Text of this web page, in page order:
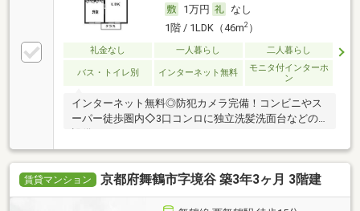
1万円
なし
1階 / 1LDK（46m2）
礼金なし 一人暮らし 二人暮らし
バス・トイレ別 インターネット無料
モニタ付インターホ
ン
インターネット無料◎防犯カメラ完備！コンビニやス
ーパー徒歩圏内◇3口コンロに独立洗髪洗面台などの
賃貸マンション 京都府舞鶴市字境谷 築3年3ヶ月 3階建